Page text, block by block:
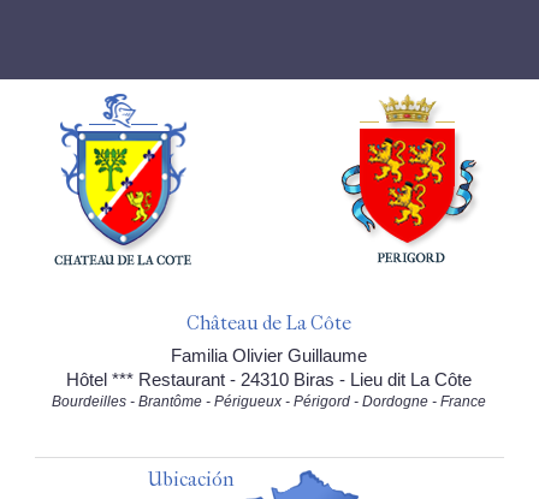
Château de La Côte
Familia Olivier Guillaume
Hôtel *** Restaurant - 24310 Biras - Lieu dit La Côte
Bourdeilles - Brantôme - Périgueux - Périgord - Dordogne - France
Ubicación